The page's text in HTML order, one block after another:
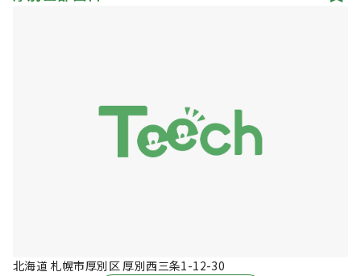
北海道 札幌市厚別区 厚別西三条1-12-30